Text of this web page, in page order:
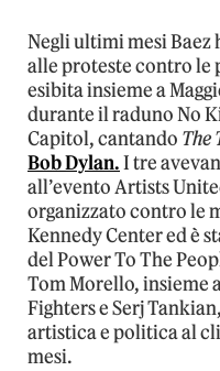
Negli ultimi mesi
alle proteste contro le
esibita insieme a
durante il raduno No
Capitol, cantando The
Bob Dylan.I tre
all’evento Artists
organizzato contro le
Kennedy Center ed è
del Power To The
Tom Morello, insieme
Fighters e Serj
artistica e politica al
mesi.